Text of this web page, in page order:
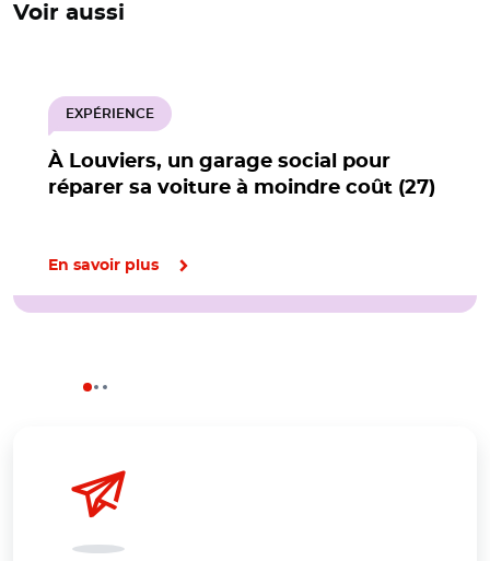
Voir aussi
À Louviers, un garage social pour
réparer sa voiture à moindre coût (27)
EXPÉRIENCE
En savoir plus